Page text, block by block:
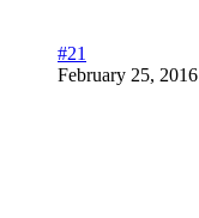
#21
February 25, 2016